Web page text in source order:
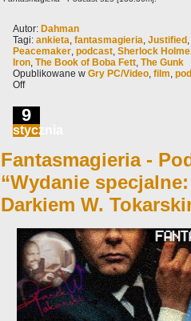
Autor: Dahman
Tagi: ankieta, fantasmagieria, Justified ,
Peacemaker, podcast, Sherlock
Iron, The Book of Boba Fett, The Gunk
Opublikowane w Gry PC/Video, film,
Off
9
stycznia
Fantasmagieria -
“Wydanie
Darkiem W.